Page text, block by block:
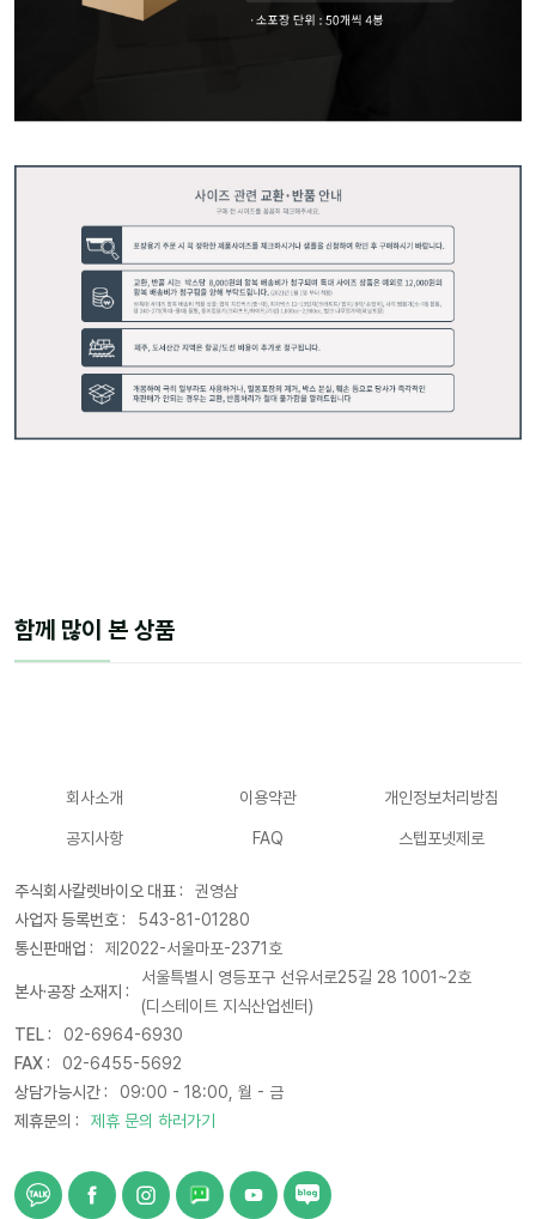
함께 많이 본 상품
회사소개 이용약관 개인정보처리방침
공지사항 FAQ 스텝포넷제로
주식회사칼렛바이오 대표 :
권영삼
사업자 등록번호 :
543-81-01280
통신판매업 :
제2022-서울마포-2371호
본사·공장 소재지 :
서울특별시 영등포구 선유서로25길 28 1001~2호
(디스테이트 지식산업센터)
TEL :
02-6964-6930
FAX :
02-6455-5692
상담가능시간 :
09:00 - 18:00, 월 - 금
제휴문의 :
제휴 문의 하러가기